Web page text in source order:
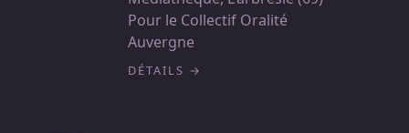
Pour le Collectif Oralité
Auvergne
DÉTAILS